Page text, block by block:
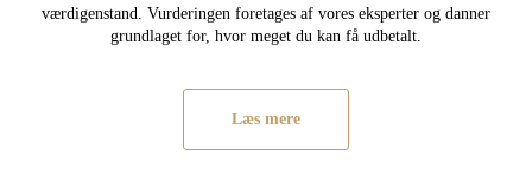
værdigenstand. Vurderingen foretages af vores eksperter og danner
grundlaget for, hvor meget du kan få udbetalt.
Læs mere